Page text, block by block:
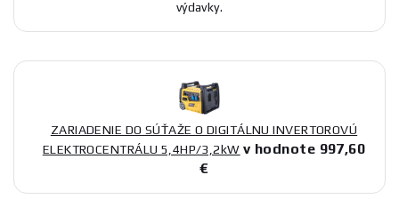
výdavky.
ZARIADENIE DO SÚŤAŽE O DIGITÁLNU INVERTOROVÚ
ELEKTROCENTRÁLU 5,4HP/3,2kW v hodnote 997,60
€